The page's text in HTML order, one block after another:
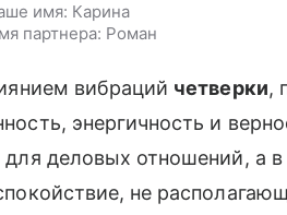
имя: Карина
партнера: Роман
вибраций четверки,
энергичность и
для деловых отношений, а
не